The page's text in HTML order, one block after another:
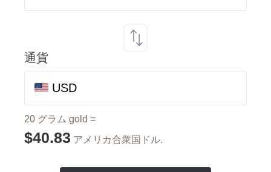
通貨
USD
20 グラム gold =
$40.83 アメリカ合衆国ドル.